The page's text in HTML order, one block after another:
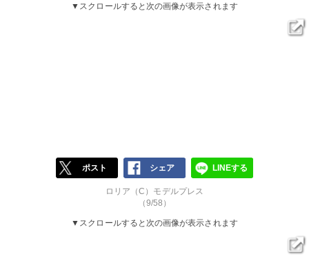
▼スクロールすると次の画像が表示されます
ポスト シェア LINEする
ロリア（C）モデルプレス
（9/58）
▼スクロールすると次の画像が表示されます